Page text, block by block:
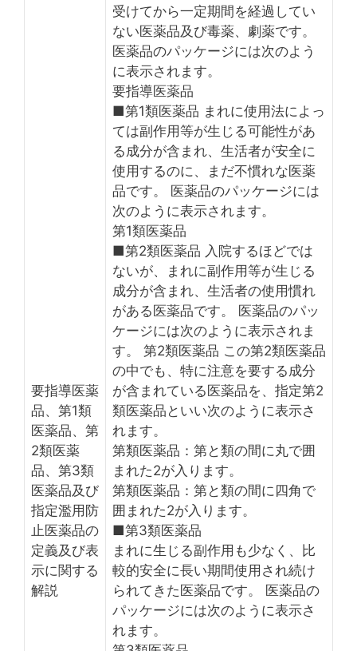
要指導医薬
品、第1類
医薬品、第
2類医薬
品、第3類
医薬品及び
指定濫用防
止医薬品の
定義及び表
示に関する
解説
受けてから一定期間を経過してい
ない医薬品及び毒薬、劇薬です。
医薬品のパッケージには次のよう
に表示されます。
要指導医薬品
■第1類医薬品 まれに使用法によっ
ては副作用等が生じる可能性があ
る成分が含まれ、生活者が安全に
使用するのに、まだ不慣れな医薬
品です。 医薬品のパッケージには
次のように表示されます。
第1類医薬品
■第2類医薬品 入院するほどでは
ないが、まれに副作用等が生じる
成分が含まれ、生活者の使用慣れ
がある医薬品です。 医薬品のパッ
ケージには次のように表示されま
す。 第2類医薬品 この第2類医薬品
の中でも、特に注意を要する成分
が含まれている医薬品を、指定第2
類医薬品といい次のように表示さ
れます。
第類医薬品：第と類の間に丸で囲
まれた2が入ります。
第類医薬品：第と類の間に四角で
囲まれた2が入ります。
■第3類医薬品
まれに生じる副作用も少なく、比
較的安全に長い期間使用され続け
られてきた医薬品です。 医薬品の
パッケージには次のように表示さ
れます。